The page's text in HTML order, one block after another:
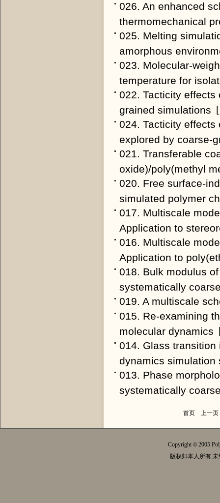
026. An enhanced
thermomechanical
025. Melting
amorphous
023. Molecular-
temperature for
022. Tacticity
grained simulations [
024. Tacticity
explored by coarse-
021. Transferable
oxide)/poly(methyl
020. Free surface-
simulated polymer
017. Multiscale
Application to
016. Multiscale
Application to
018. Bulk modulus
systematically
019. A multiscale
015. Re-examining
molecular dynamics
014. Glass
dynamics simulation
013. Phase
systematically
首页 上一页
Copyright© 2005
版权归本人所有,